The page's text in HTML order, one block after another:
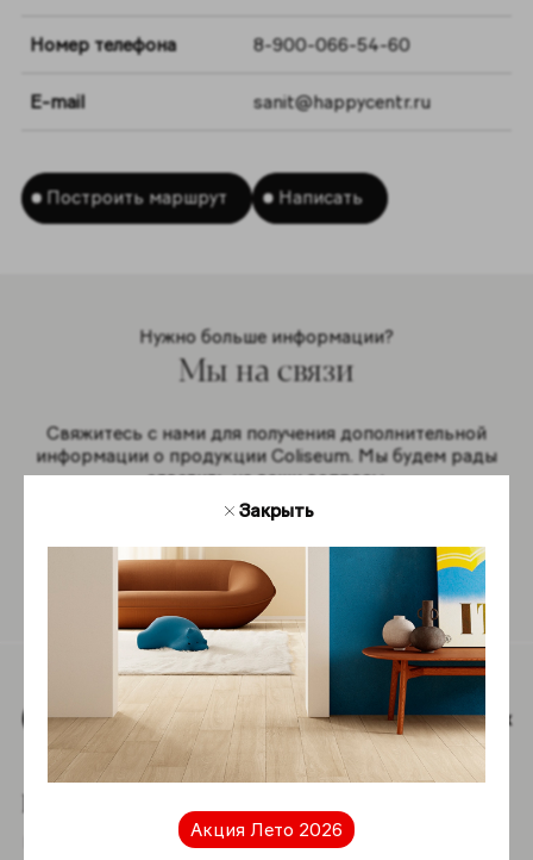
Номер телефона 8-900-066-54-60
E-mail sanit@happycentr.ru
Построить маршрут Написать
Нужно больше информации?
Мы на связи
Свяжитесь с нами для получения дополнительной
информации о продукции Coliseum. Мы будем рады
ответить на ваши вопросы.
Обратная связь
Закрыть
Акция Лето 2026
Наверх
Подпишитесь на новостную рассылку